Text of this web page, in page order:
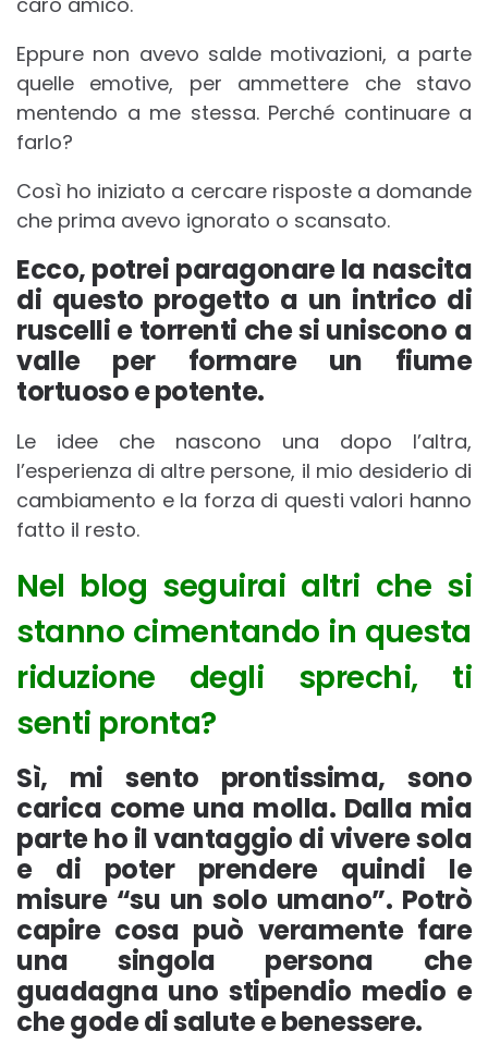
Eppure non avevo salde motivazioni, a parte
quelle emotive, per ammettere che stavo
mentendo a me stessa. Perché continuare a
farlo?
Così ho iniziato a cercare risposte a domande
che prima avevo ignorato o scansato.
Ecco, potrei paragonare la nascita
di questo progetto a un intrico di
ruscelli e torrenti che si uniscono a
valle per formare un fiume
tortuoso e potente.
Le idee che nascono una dopo l’altra,
l’esperienza di altre persone, il mio desiderio di
cambiamento e la forza di questi valori hanno
fatto il resto.
Nel blog seguirai altri che si
stanno cimentando in questa
riduzione degli sprechi, ti
senti pronta?
Sì, mi sento prontissima, sono
carica come una molla. Dalla mia
parte ho il vantaggio di vivere sola
e di poter prendere quindi le
misure “su un solo umano”. Potrò
capire cosa può veramente fare
una singola persona che
guadagna uno stipendio medio e
che gode di salute e benessere.